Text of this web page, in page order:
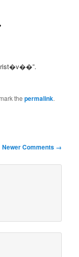
thepermalink.
Newer Comments →